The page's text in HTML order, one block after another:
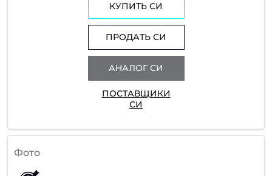
КУПИТЬ СИ
ПРОДАТЬ СИ
АНАЛОГ СИ
ПОСТАВЩИКИ
СИ
Фото